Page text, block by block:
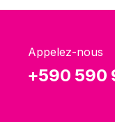
Appelez-nous
+590 590